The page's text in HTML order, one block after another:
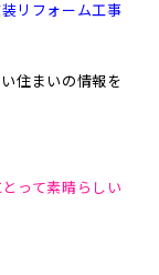
リフォーム工事
住まいの情報を
って素晴らしい